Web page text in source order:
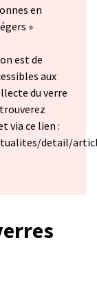
en
»
est de
aux
du verre
via ce lien :
detail/